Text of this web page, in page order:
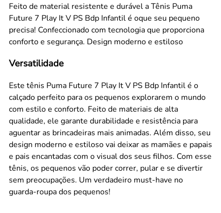
Feito de material resistente e durável a Tênis Puma
Future 7 Play It V PS Bdp Infantil é oque seu pequeno
precisa! Confeccionado com tecnologia que proporciona
conforto e segurança. Design moderno e estiloso
Versatilidade
Este tênis Puma Future 7 Play It V PS Bdp Infantil é o
calçado perfeito para os pequenos explorarem o mundo
com estilo e conforto. Feito de materiais de alta
qualidade, ele garante durabilidade e resistência para
aguentar as brincadeiras mais animadas. Além disso, seu
design moderno e estiloso vai deixar as mamães e papais
e pais encantadas com o visual dos seus filhos. Com esse
tênis, os pequenos vão poder correr, pular e se divertir
sem preocupações. Um verdadeiro must-have no
guarda-roupa dos pequenos!